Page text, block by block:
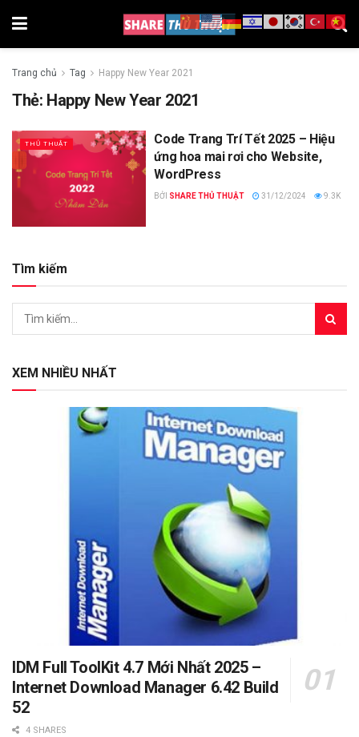
Trang chủ Tag Happy New Year 2021
Thẻ: Happy New Year 2021
THỦ THUẬT
Code Trang Trí Tết 2025 – Hiệu
ứng hoa mai rơi cho Website,
WordPress
BỞI SHARE THỦ THUẬT 31/12/2024 9.3K
Tìm kiếm
XEM NHIỀU NHẤT
IDM Full ToolKit 4.7 Mới Nhất 2025 –
Internet Download Manager 6.42 Build
52
4 SHARES